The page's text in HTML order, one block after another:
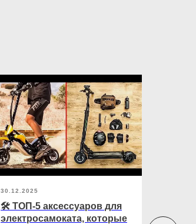
30.12.2025
🛠️ ТОП-5 аксессуаров для
электросамоката, которые